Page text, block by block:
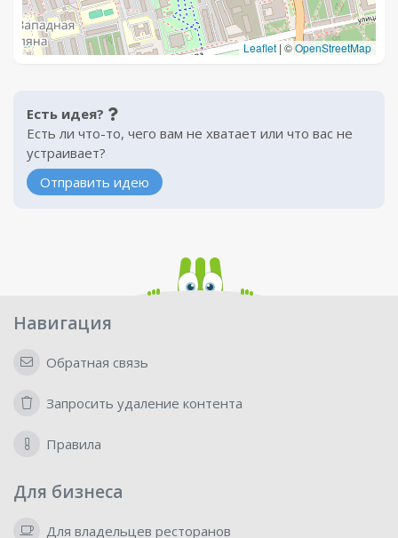
Leaflet | ©OpenStreetMap
Есть идея?
Есть ли что-то, чего вам не хватает или что вас не
устраивает?
Отправить идею
Навигация
Обратная связь
Запросить удаление контента
Правила
Для бизнеса
Для владельцев ресторанов